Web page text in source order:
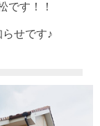
です！！
らせです♪